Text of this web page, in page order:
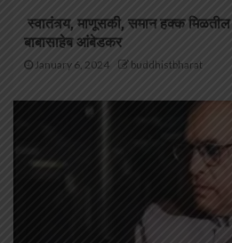
स्वातंत्र्य, माणूसकी, समान हक्क
बाबासाहेब आंबेडकर
January 6, 2024 buddhistbharat